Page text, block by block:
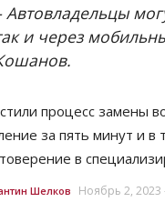
Автовладельцы
и через
процесс замены
за пять минут и в
в
Шелков Ноябрь 2, 2023